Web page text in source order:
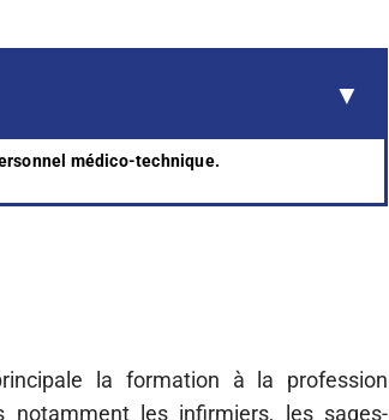
médico-technique.
la formation à la profession
notamment les infirmiers, les sages-